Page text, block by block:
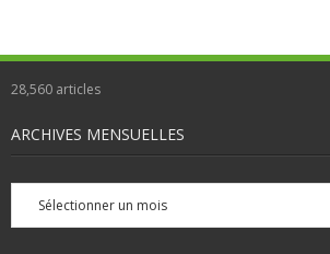
28,560 articles
ARCHIVES MENSUELLES
Archives
mensuelles